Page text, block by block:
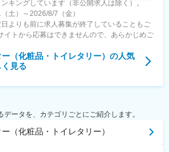
キングしています（非公開求人は除く）。
土）～2026/8/7（金）
よりも前に求人募集が終了していることもご
イトから応募はできませんので、あらかじめご
（化粧品・トイレタリー） の人気
見る
ータを、カテゴリごとにご紹介します。
（化粧品・トイレタリー）